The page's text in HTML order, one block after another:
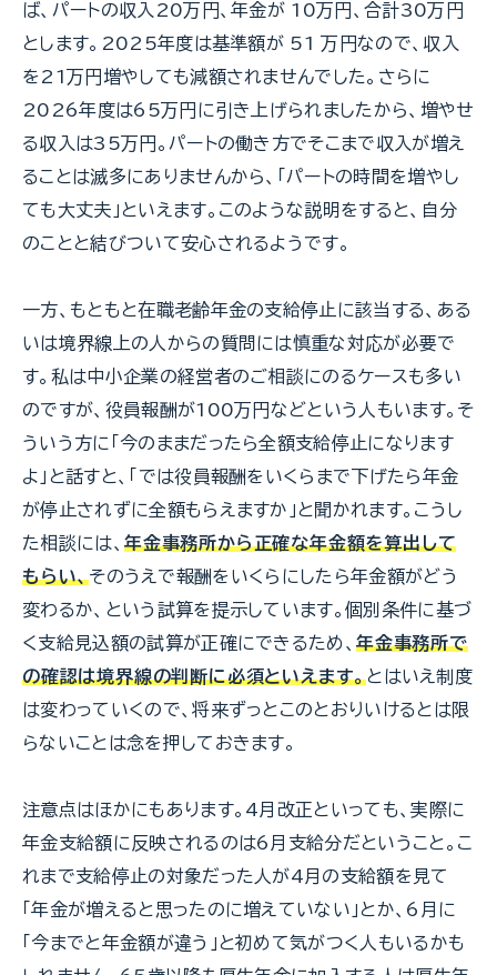
ば、パートの収入20万円、年金が 10万円、合計30万円
とします。2025年度は基準額が 51 万円なので、収入
を21万円増やしても減額されませんでした。さらに
2026年度は65万円に引き上げられましたから、増やせ
る収入は35万円。パートの働き方でそこまで収入が増え
ることは滅多にありませんから、「パートの時間を増やし
ても大丈夫」といえます。このような説明をすると、自分
のことと結びついて安心されるようです。
一方、もともと在職老齢年金の支給停止に該当する、ある
いは境界線上の人からの質問には慎重な対応が必要で
す。私は中小企業の経営者のご相談にのるケースも多い
のですが、役員報酬が100万円などという人もいます。そ
ういう方に「今のままだったら全額支給停止になります
よ」と話すと、「では役員報酬をいくらまで下げたら年金
が停止されずに全額もらえますか」と聞かれます。こうし
た相談には、 年金事務所から正確な年金額を算出して
もらい、そのうえで報酬をいくらにしたら年金額がどう
変わるか、という試算を提示しています。個別条件に基づ
く支給見込額の試算が正確にできるため、年金事務所で
の確認は境界線の判断に必須といえます。とはいえ制度
は変わっていくので、将来ずっとこのとおりいけるとは限
らないことは念を押しておきます。
注意点はほかにもあります。4月改正といっても、実際に
年金支給額に反映されるのは6月支給分だということ。こ
れまで支給停止の対象だった人が4月の支給額を見て
「年金が増えると思ったのに増えていない」とか、6月に
「今までと年金額が違う」と初めて気がつく人もいるかも